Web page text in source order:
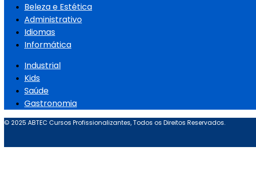
Beleza e Estética
Administrativo
Idiomas
Informática
Industrial
Kids
Saúde
Gastronomia
© 2025 ABTEC Cursos Profissionalizantes, Todos os Direitos Reservados.